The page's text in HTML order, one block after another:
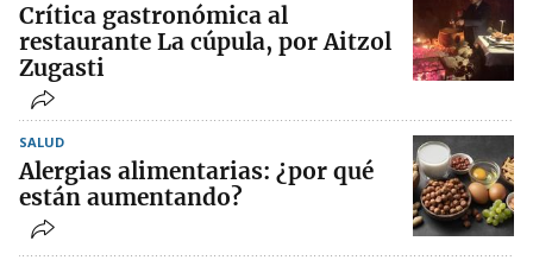
Crítica gastronómica al
restaurante La cúpula, por Aitzol
Zugasti
SALUD
Alergias alimentarias: ¿por qué
están aumentando?